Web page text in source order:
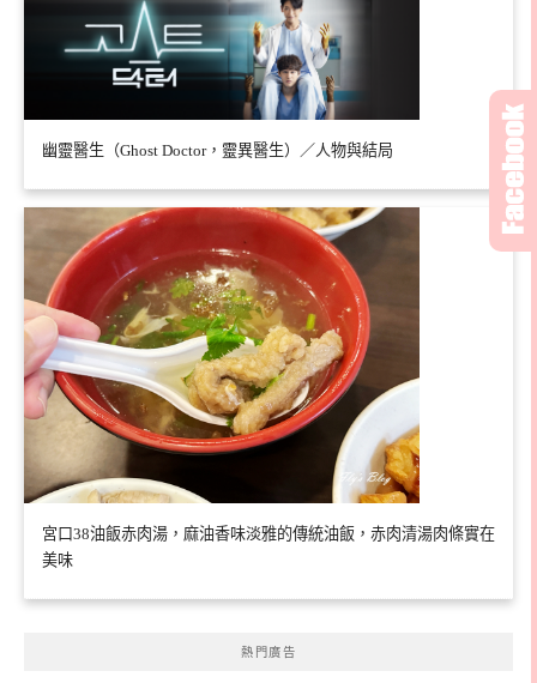
幽靈醫生（Ghost Doctor，靈異醫生）／人物與結局
宮口38油飯赤肉湯，麻油香味淡雅的傳統油飯，赤肉清湯肉條實在
美味
熱門廣告